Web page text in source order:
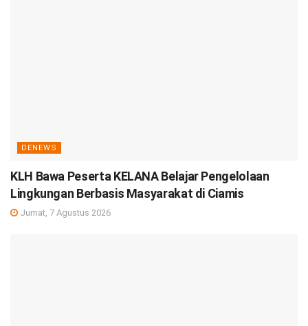
DENEWS
KLH Bawa Peserta KELANA Belajar Pengelolaan
Lingkungan Berbasis Masyarakat di Ciamis
Jumat, 7 Agustus 2026